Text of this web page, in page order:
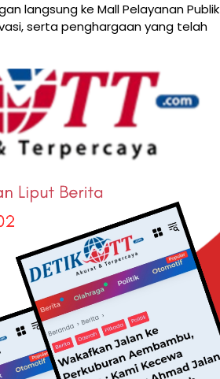
langsung ke Mall Pelayanan Publik
serta penghargaan yang telah